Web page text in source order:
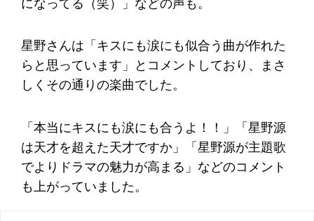
になってる（笑）」などの声も。
星野さんは「キスにも涙にも似合う曲が作れた
らと思っています」とコメントしており、まさ
しくその通りの楽曲でした。
「本当にキスにも涙にも合うよ！！」「星野源
は天才を超えた天才ですか」「星野源が主題歌
でよりドラマの魅力が高まる」などのコメント
も上がっていました。